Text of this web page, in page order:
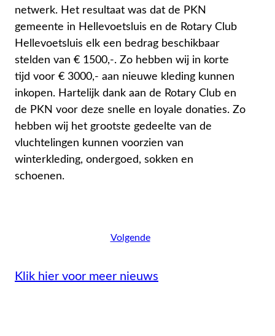
netwerk. Het resultaat was dat de PKN
gemeente in Hellevoetsluis en de Rotary Club
Hellevoetsluis elk een bedrag beschikbaar
stelden van € 1500,-. Zo hebben wij in korte
tijd voor € 3000,- aan nieuwe kleding kunnen
inkopen. Hartelijk dank aan de Rotary Club en
de PKN voor deze snelle en loyale donaties. Zo
hebben wij het grootste gedeelte van de
vluchtelingen kunnen voorzien van
winterkleding, ondergoed, sokken en
schoenen.
Volgende
Klik hier voor meer nieuws